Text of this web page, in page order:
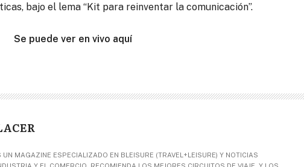
bajo el lema “Kit para reinventar la comunicación”.
Se puede ver en vivo aquí
UN MAGAZINE ESPECIALIZADO EN BLEISURE (TRAVEL+LEISURE) Y NOTICIAS